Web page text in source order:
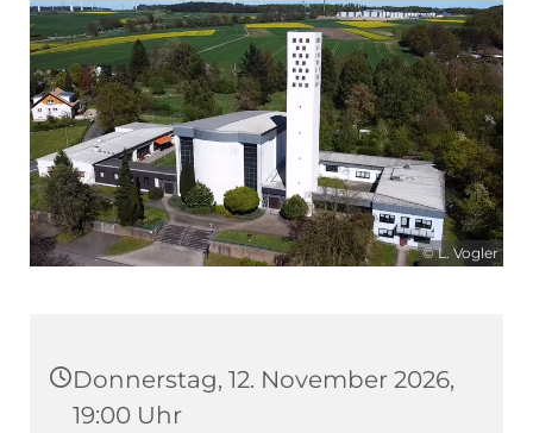
© L. Vogler
Donnerstag, 12. November 2026,
19:00 Uhr